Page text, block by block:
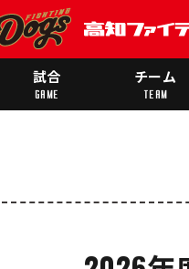
試合
GAME
チーム
TEAM